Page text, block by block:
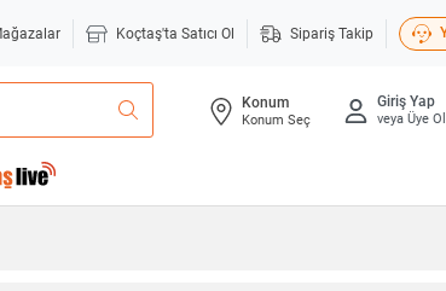
Koçtaş'ta Satıcı Ol Sipariş Takip
Konum
Konum Seç
Giriş Yap
veya Üye Ol